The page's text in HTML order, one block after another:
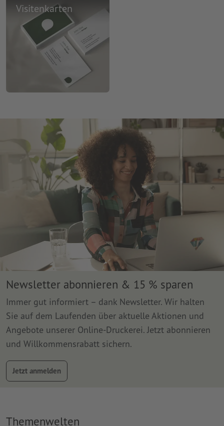
Visitenkarten
Newsletter abonnieren & 15 % sparen
Immer gut informiert – dank Newsletter. Wir halten
Sie auf dem Laufenden über aktuelle Aktionen und
Angebote unserer Online-Druckerei. Jetzt abonnieren
und Willkommensrabatt sichern.
Jetzt anmelden
Themenwelten